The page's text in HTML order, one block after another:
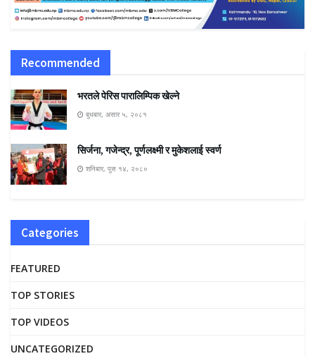
Recommended
भरतले पेरिस पारालिम्पिक खेल्ने
बुधबार, असार ५, २०८१
सिर्जना, गजेन्द्र, पूर्णलक्ष्मी र मुकेशलाई स्वर्ण
शनिबार, पुस १४, २०८०
Categories
FEATURED
TOP STORIES
TOP VIDEOS
UNCATEGORIZED